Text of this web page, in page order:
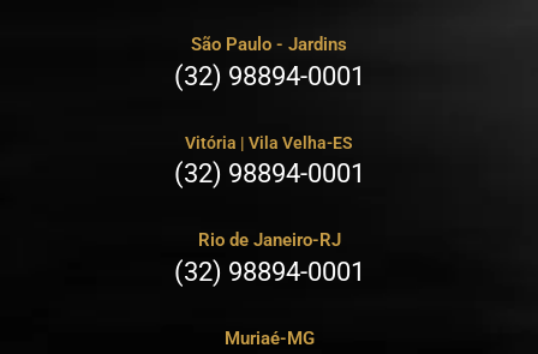
São Paulo - Jardins
(32) 98894-0001
Vitória | Vila Velha-ES
(32) 98894-0001
Rio de Janeiro-RJ
(32) 98894-0001
Muriaé-MG